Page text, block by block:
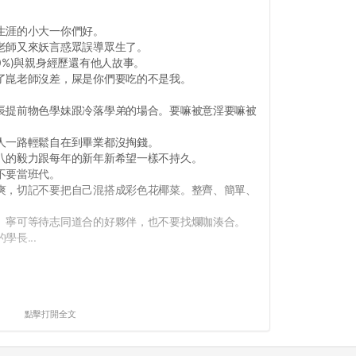
的小大一你們好。
又來妖言惑眾誤導眾生了。
與親身經歷還有他人故事。
老師沒差，屎是你們要吃的不是我。
前物色學妹跟冷落學弟的場合。要嘛被意淫要嘛被
路輕鬆自在到畢業都沒掏錢。
毅力跟每年的新年新希望一樣不持久。
當班代。
切記不要把自己混搭成彩色花椰菜。整齊、簡單、
可等待志同道合的好夥伴，也不要找爛咖湊合。
學長...
點擊打開全文